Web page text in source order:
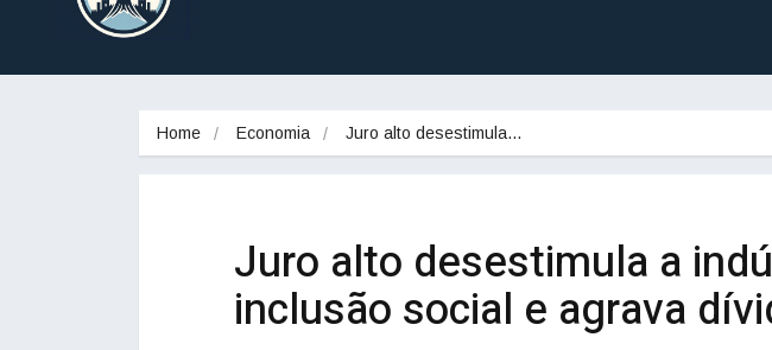
Home Economia Juro alto desestimula…
Juro alto desestimula a
inclusão social e agrava